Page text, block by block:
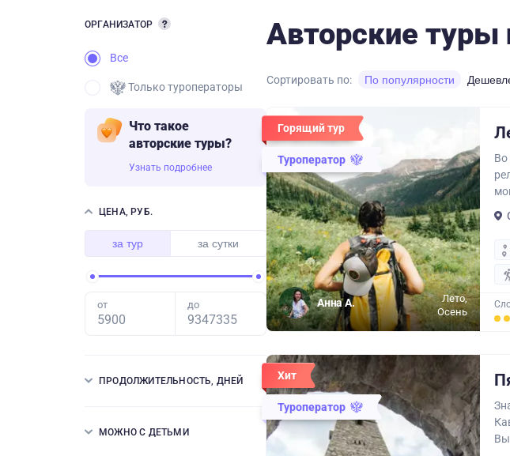
ОРГАНИЗАТОР
Все
Только туроператоры
Что такое
авторские туры?
Узнать подробнее
ЦЕНА, РУБ.
за тур за сутки
от до
ПРОДОЛЖИТЕЛЬНОСТЬ, ДНЕЙ
МОЖНО С ДЕТЬМИ
Авторские туры
Сортировать по: По популярности
Горящий тур
Туроператор
Анна А.
Лето,
Осень
Во
Хит
Туроператор
Вы